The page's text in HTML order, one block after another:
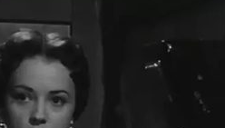
et on ne
au MCU
Vikander,
film sur Lara Croft
scènes
critiques,
Uncharted :
avant de voir le